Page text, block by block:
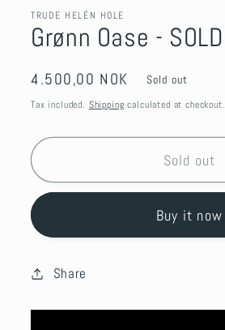
TRUDE HELÉN HOLE
Grønn Oase - SOLD
Regular
price
4.500,00 NOK Sold out
Tax included. Shipping calculated at checkout.
Sold out
Buy it now
Share